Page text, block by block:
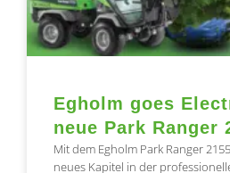
Egholm goes
neue Park Ranger
Mit dem Egholm Park Ranger
neues Kapitel in der